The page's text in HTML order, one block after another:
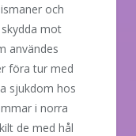
och
mot
användes
föra tur med
sjukdom hos
i norra
de med hål